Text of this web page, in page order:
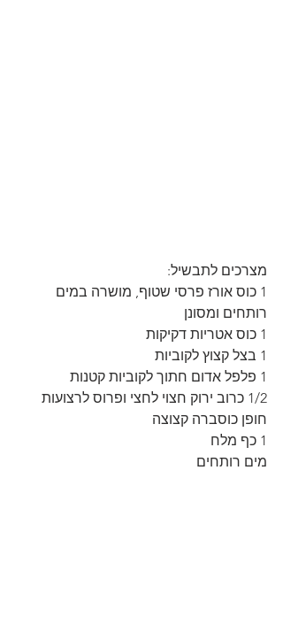
מצרכים לתבשיל:
1 כוס אורז פרסי שטוף, מושרה במים
רותחים ומסונן
1 כוס אטריות דקיקות
1 בצל קצוץ לקוביות
1 פלפל אדום חתוך לקוביות קטנות
1/2 כרוב ירוק חצוי לחצי ופרוס לרצועות
חופן כוסברה קצוצה
1 כף מלח
מים רותחים